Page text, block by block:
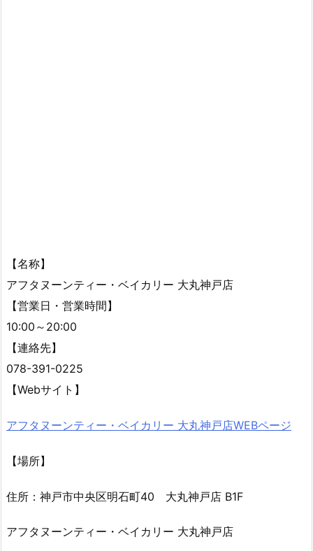
【名称】
アフタヌーンティー・ベイカリー 大丸神戸店
【営業日・営業時間】
10:00～20:00
【連絡先】
078-391-0225
【Webサイト】
アフタヌーンティー・ベイカリー 大丸神戸店WEBページ
【場所】
住所：神戸市中央区明石町40 大丸神戸店 B1F
アフタヌーンティー・ベイカリー 大丸神戸店